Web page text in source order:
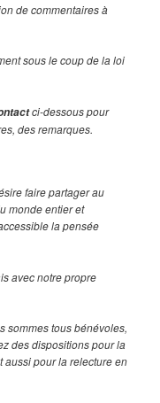
de commentaires à
sous le coup de la loi
ci-dessous pour
des remarques.
faire partager au
monde entier et
la pensée
avec notre propre
sommes tous bénévoles,
des dispositions pour la
aussi pour la relecture en